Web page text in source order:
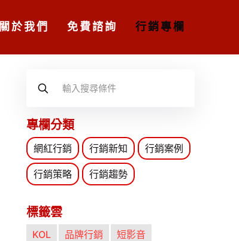
關於我們 免費諮詢 行銷專欄
專欄分類
網紅行銷 行銷新知 行銷案例
行銷策略 行銷趨勢
標籤雲
KOL 品牌行銷
短影音